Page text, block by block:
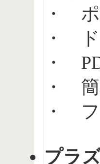
・
・ ド
・
・ 簡
・ フ
プラ